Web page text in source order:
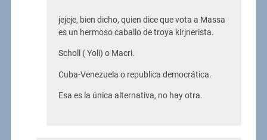
jejeje, bien dicho, quien dice que vota a Massa
es un hermoso caballo de troya kirjnerista.
Scholl ( Yoli) o Macri.
Cuba-Venezuela o republica democrática.
Esa es la única alternativa, no hay otra.